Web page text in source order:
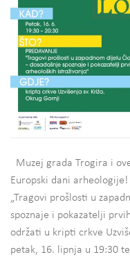
Muzej grada Trogira i
Europski dani
„Tragovi prošlosti u
spoznaje i pokazatelji
održati u kripti crkve
petak, 16. lipnja u 19:30